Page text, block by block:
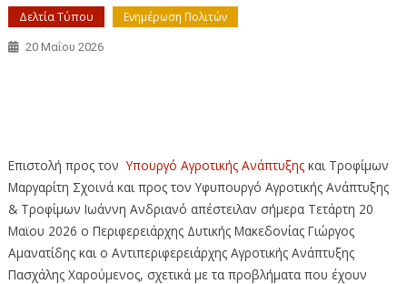
Δελτία Τύπου Ενημέρωση Πολιτών
20 Μαΐου 2026
Επιστολή προς τονΥπουργό Αγροτικής Ανάπτυξηςκαι Τροφίμων
Μαργαρίτη Σχοινά και προς τον Υφυπουργό Αγροτικής Ανάπτυξης
& Τροφίμων Ιωάννη Ανδριανό απέστειλαν σήμερα Τετάρτη 20
Μαϊου 2026 ο Περιφερειάρχης Δυτικής Μακεδονίας Γιώργος
Αμανατίδης και ο Αντιπεριφερειάρχης Αγροτικής Ανάπτυξης
Πασχάλης Χαρούμενος, σχετικά με τα προβλήματα που έχουν